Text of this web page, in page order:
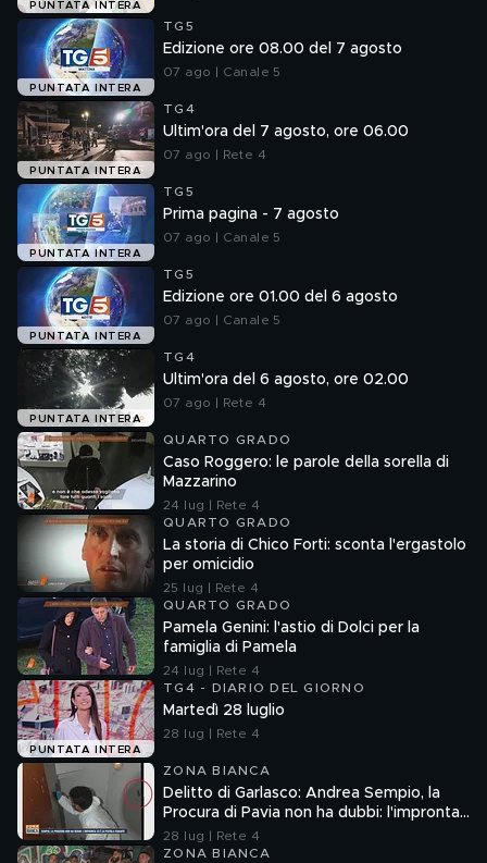
PUNTATA INTERA
PUNTATA INTERA
TG5
Edizione ore 08.00 del 7 agosto
07 ago | Canale 5
PUNTATA INTERA
TG4
Ultim'ora del 7 agosto, ore 06.00
07 ago | Rete 4
PUNTATA INTERA
TG5
Prima pagina - 7 agosto
07 ago | Canale 5
PUNTATA INTERA
TG5
Edizione ore 01.00 del 6 agosto
07 ago | Canale 5
PUNTATA INTERA
TG4
Ultim'ora del 6 agosto, ore 02.00
07 ago | Rete 4
QUARTO GRADO
Caso Roggero: le parole della sorella di
Mazzarino
24 lug | Rete 4
QUARTO GRADO
La storia di Chico Forti: sconta l'ergastolo
per omicidio
25 lug | Rete 4
QUARTO GRADO
Pamela Genini: l'astio di Dolci per la
famiglia di Pamela
24 lug | Rete 4
PUNTATA INTERA
TG4 - DIARIO DEL GIORNO
Martedì 28 luglio
28 lug | Rete 4
ZONA BIANCA
Delitto di Garlasco: Andrea Sempio, la
Procura di Pavia non ha dubbi: l'impronta
33 è la pistola fumante
28 lug | Rete 4
ZONA BIANCA